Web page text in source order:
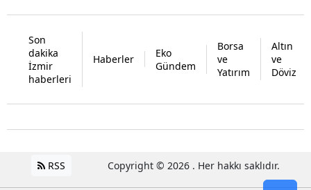
Son
dakika
İzmir
haberleri
Haberler
Eko
Gündem
Borsa
ve
Yatırım
Altın
ve
Döviz
RSS Copyright © 2026 . Her hakkı saklıdır.